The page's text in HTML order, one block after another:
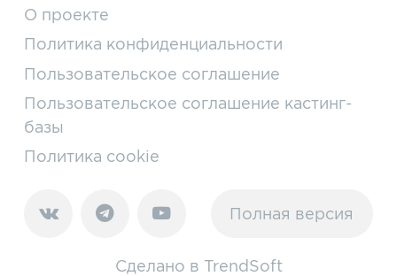
О проекте
Политика конфиденциальности
Пользовательское соглашение
Пользовательское соглашение кастинг-
базы
Политика cookie
Полная версия
Сделано в TrendSoft